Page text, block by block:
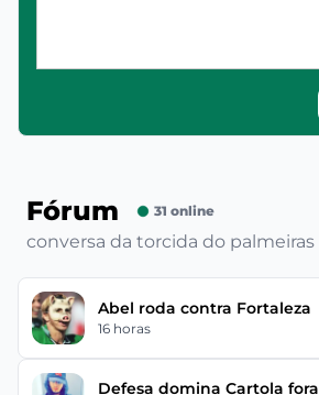
Fórum 31 online
conversa da torcida do palmeiras
Abel roda contra Fortaleza
16 horas
Defesa domina Cartola fora